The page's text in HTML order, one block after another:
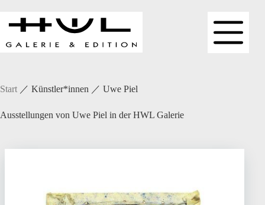
springen
Start／ Künstler*innen ／ Uwe Piel
Ausstellungen von Uwe Piel in der HWL Galerie